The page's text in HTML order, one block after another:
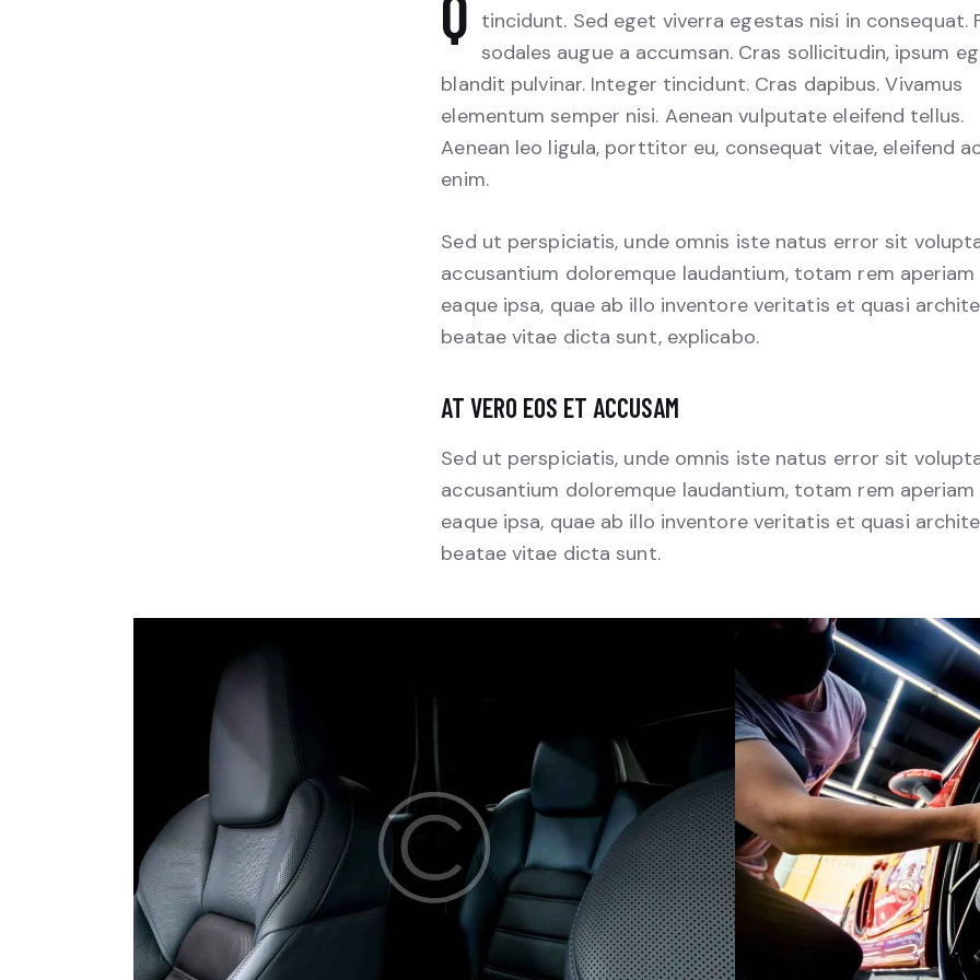
tincidunt. Sed eget viverra egestas nisi in consequat.
sodales augue a accumsan. Cras sollicitudin, ipsum
blandit pulvinar. Integer tincidunt. Cras dapibus. Vivamus
elementum semper nisi. Aenean vulputate eleifend tellus.
Aenean leo ligula, porttitor eu, consequat vitae, eleifend
enim.
Sed ut perspiciatis, unde omnis iste natus error sit
accusantium doloremque laudantium, totam rem aperiam
eaque ipsa, quae ab illo inventore veritatis et quasi
beatae vitae dicta sunt, explicabo.
AT VERO EOS ET ACCUSAM
Sed ut perspiciatis, unde omnis iste natus error sit
accusantium doloremque laudantium, totam rem aperiam
eaque ipsa, quae ab illo inventore veritatis et quasi
beatae vitae dicta sunt.